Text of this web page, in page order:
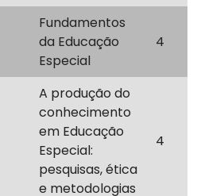
Fundamentos
da Educação
Especial
4
A produção do
conhecimento
em Educação
Especial:
pesquisas, ética
e metodologias
4